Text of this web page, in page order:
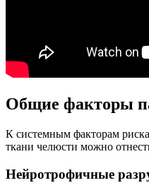
Общие факторы
К системным факторам
ткани челюсти можно
Нейротрофичные